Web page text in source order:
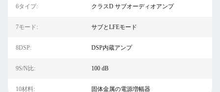
6タイプ: クラスD サブオーディオアンプ
7モード: サブとLFEモード
8DSP: DSP内蔵アンプ
9S/N比: 100 dB
10材料: 固体金属の電源増幅器